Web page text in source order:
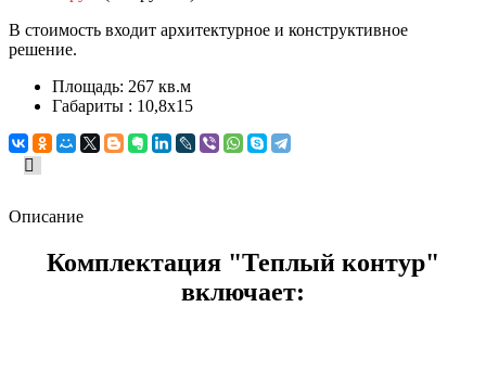
В стоимость входит архитектурное и конструктивное
решение.
Площадь: 267 кв.м
Габариты : 10,8х15
Описание
Комплектация "Теплый контур"
включает: